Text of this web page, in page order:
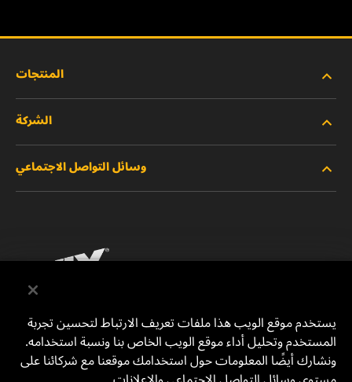
المنتجات
المنتجات الجديدة
المنتجات المتوقفة/المستبدلة
الشركة
الوظائف
إشعار قانوني
الطباعة
للتواصل معنا
وسائل التواصل الاجتماعي
يوتيوب
MANN+HUMMEL Middle East FZE
يستخدم موقع الويب هذا ملفات تعريف الارتباط لتحسين تجربة
المستخدم وتحليل أداء موقع الويب الخاص بنا ونسبة استخدامه.
ونشارك أيضًا المعلومات حول استخدامك موقعنا مع شركائنا على